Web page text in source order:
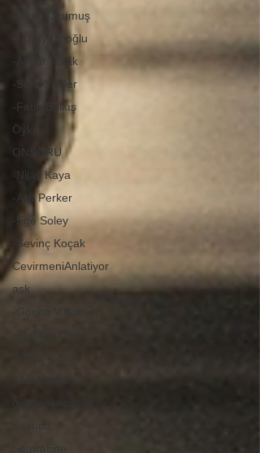
-Okan Okumuş
-Nuray Önoğlu
-Aynur Kulak
-Sibel Yükler
-Fatih Balkış
Öykü
ONSORU
-Nilay Kaya
-Aslı Perker
-Ege Soley
-Sevinç Koçak
CevirmeniAnlatiyor
ask